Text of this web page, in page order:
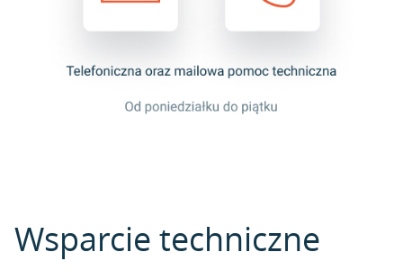
Wsparcie techniczne